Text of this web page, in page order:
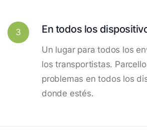
3 En todos los
Un lugar para todos los
los transportistas.
problemas en todos los
donde estés.